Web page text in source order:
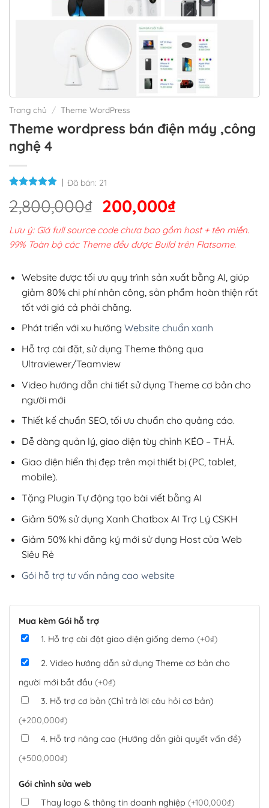
Trang chủ / Theme WordPress
Theme wordpress bán điện máy ,công
nghệ 4
Đã bán: 21
2,800,000₫ Giá
gốc
là:
2,800,000₫.
200,000₫Giá
hiện
tại
200,000₫.
Lưu ý: Giá full source code chưa bao gồm host + tên miền.
99% Toàn bộ các Theme đều được Build trên Flatsome.
Website được tối ưu quy trình sản xuất bằng AI, giúp
giảm 80% chi phí nhân công, sản phẩm hoàn thiện rất
tốt với giá cả phải chăng.
Phát triển với xu hướng Website chuẩn xanh
Hỗ trợ cài đặt, sử dụng Theme thông qua
Ultraviewer/Teamview
Video hướng dẫn chi tiết sử dụng Theme cơ bản cho
người mới
Thiết kế chuẩn SEO, tối ưu chuẩn cho quảng cáo.
Dễ dàng quản lý, giao diện tùy chỉnh KÉO – THẢ.
Giao diện hiển thị đẹp trên mọi thiết bị (PC, tablet,
mobile).
Tặng Plugin Tự động tạo bài viết bằng AI
Giảm 50% sử dụng Xanh Chatbox AI Trợ Lý CSKH
Giảm 50% khi đăng ký mới sử dụng Host của Web
Siêu Rẻ
Gói hỗ trợ tư vấn nâng cao website
Mua kèm Gói hỗ trợ
1. Hỗ trợ cài đặt giao diện giống demo (+0₫)
2. Video hướng dẫn sử dụng Theme cơ bản cho
người mới bắt đầu (+0₫)
3. Hỗ trợ cơ bản (Chỉ trả lời câu hỏi cơ bản)
(+200,000₫)
4. Hỗ trợ nâng cao (Hướng dẫn giải quyết vấn đề)
(+500,000₫)
Gói chỉnh sửa web
Thay logo & thông tin doanh nghiệp (+100,000₫)